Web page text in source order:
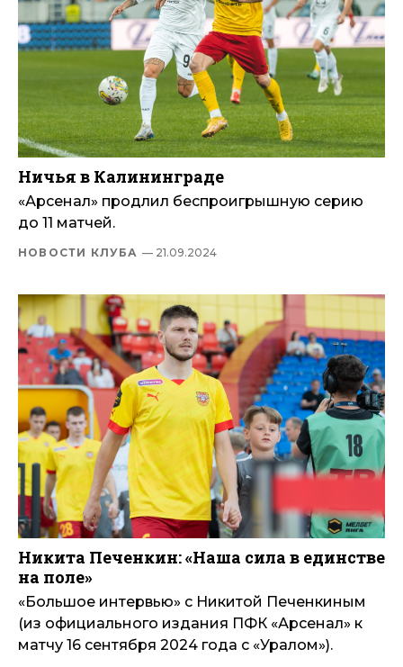
Ничья в Калининграде
«Арсенал» продлил беспроигрышную серию
до 11 матчей.
НОВОСТИ КЛУБА — 21.09.2024
Никита Печенкин: «Наша сила в единстве
на поле»
«Большое интервью» с Никитой Печенкиным
(из официального издания ПФК «Арсенал» к
матчу 16 сентября 2024 года с «Уралом»).